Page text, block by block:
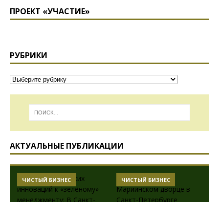
ПРОЕКТ «УЧАСТИЕ»
РУБРИКИ
АКТУАЛЬНЫЕ ПУБЛИКАЦИИ
ЧИСТЫЙ БИЗНЕС ЧИСТЫЙ БИЗНЕС